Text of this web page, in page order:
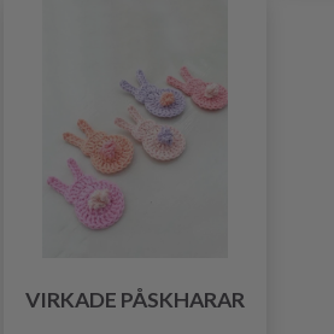
VIRKADE PÅSKHARAR